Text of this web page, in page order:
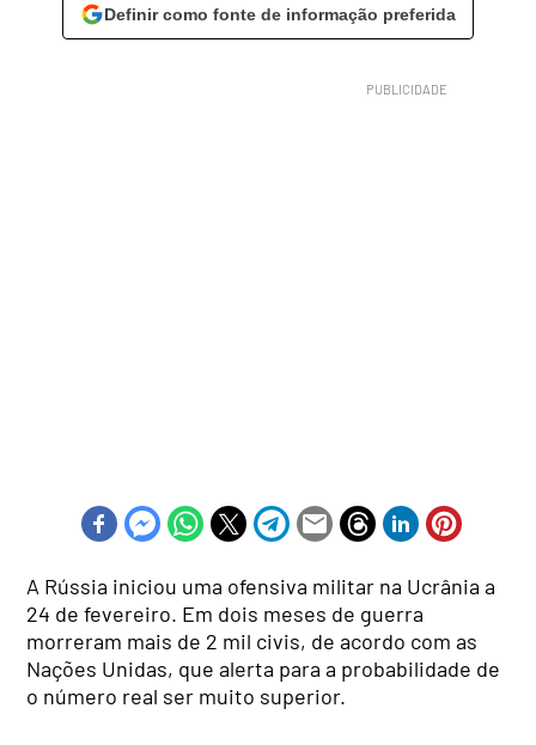
Definir como fonte de informação preferida
A Rússia iniciou uma ofensiva militar na Ucrânia a
24 de fevereiro. Em dois meses de guerra
morreram mais de 2 mil civis, de acordo com as
Nações Unidas, que alerta para a probabilidade de
o número real ser muito superior.